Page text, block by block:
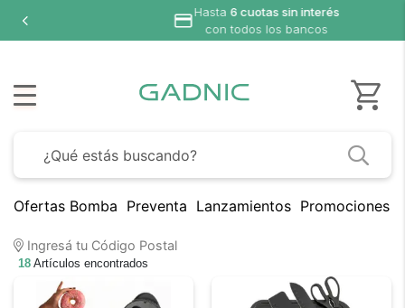
Ofertas Bomba Preventa Lanzamientos Promociones
Ingresá tu Código Postal
18 Artículos encontrados